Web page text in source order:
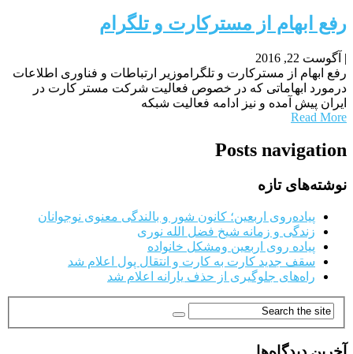
رفع ابهام از مسترکارت و تلگرام
| آگوست 22, 2016
رفع ابهام از مسترکارت و تلگراموزیر ارتباطات و فناوری اطلاعات
درمورد ابهاماتی که در خصوص فعالیت شرکت مستر کارت در
ایران پیش آمده و نیز ادامه فعالیت شبکه
Read More
Posts navigation
نوشته‌های تازه
پیاده‌روی اربعین؛ کانون شور و بالندگی معنوی نوجوانان
زندگی و زمانه شیخ فضل الله نوری
پیاده روی اربعین ومشکل خانواده
سقف جدید کارت به کارت و انتقال پول اعلام شد
راه‌های جلوگیری از حذف یارانه اعلام شد